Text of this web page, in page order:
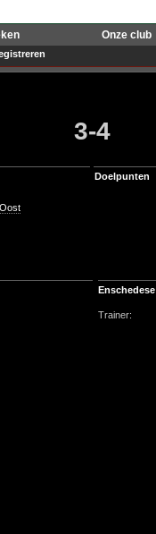
Onze club
3-4
Doelpunten
Trainer: